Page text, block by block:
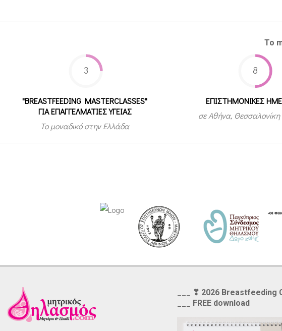
Το
3
"BREASTFEEDING MASTERCLASSES"
ΓΙΑ ΕΠΑΓΓΕΛΜΑΤΙΕΣ ΥΓΕΙΑΣ
Το μοναδικό στην Ελλάδα
8
ΕΠΙΣΤΗΜΟΝΙΚΕΣ
σε Αθήνα,
___ ❣ 2026 Breastfeeding
___ FREE download